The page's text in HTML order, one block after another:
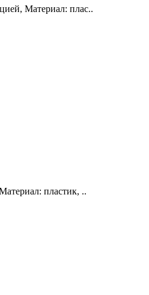
Материал: плас..
пластик, ..